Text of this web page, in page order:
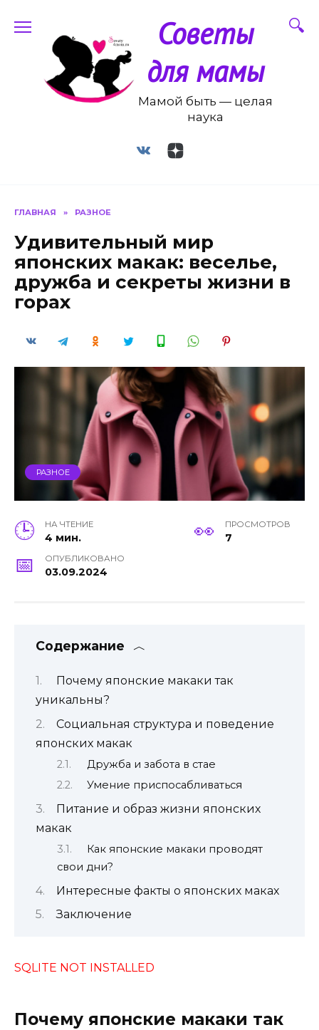
содержанию
Советы
для мамы
Мамой быть — целая
наука
ГЛАВНАЯ » РАЗНОЕ
Удивительный мир
японских макак: веселье,
дружба и секреты жизни в
горах
РАЗНОЕ
НА ЧТЕНИЕ
4 мин.
ПРОСМОТРОВ
7
ОПУБЛИКОВАНО
03.09.2024
Содержание
Почему японские макаки так
уникальны?
Социальная структура и поведение
японских макак
Дружба и забота в стае
Умение приспосабливаться
Питание и образ жизни японских
макак
Как японские макаки проводят
свои дни?
Интересные факты о японских маках
Заключение
SQLITE NOT INSTALLED
Почему японские макаки так